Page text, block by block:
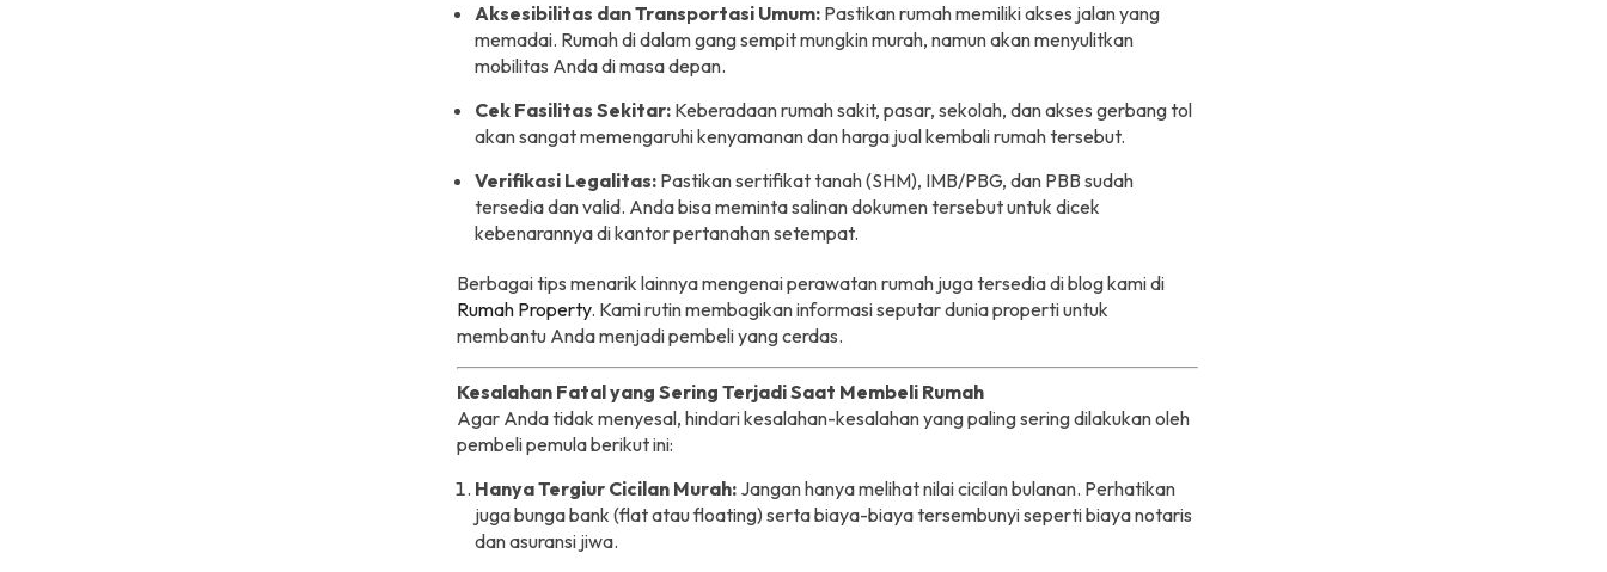
Aksesibilitas dan Transportasi Umum: Pastikan rumah memiliki akses jalan yang
memadai. Rumah di dalam gang sempit mungkin murah, namun akan menyulitkan
mobilitas Anda di masa depan.
Cek Fasilitas Sekitar: Keberadaan rumah sakit, pasar, sekolah, dan akses gerbang tol
akan sangat memengaruhi kenyamanan dan harga jual kembali rumah tersebut.
Verifikasi Legalitas: Pastikan sertifikat tanah (SHM), IMB/PBG, dan PBB sudah
tersedia dan valid. Anda bisa meminta salinan dokumen tersebut untuk dicek
kebenarannya di kantor pertanahan setempat.
Berbagai tips menarik lainnya mengenai perawatan rumah juga tersedia di blog kami di
Rumah Property. Kami rutin membagikan informasi seputar dunia properti untuk
membantu Anda menjadi pembeli yang cerdas.
Kesalahan Fatal yang Sering Terjadi Saat Membeli Rumah
Agar Anda tidak menyesal, hindari kesalahan-kesalahan yang paling sering dilakukan oleh
pembeli pemula berikut ini:
Hanya Tergiur Cicilan Murah: Jangan hanya melihat nilai cicilan bulanan. Perhatikan
juga bunga bank (flat atau floating) serta biaya-biaya tersembunyi seperti biaya notaris
dan asuransi jiwa.